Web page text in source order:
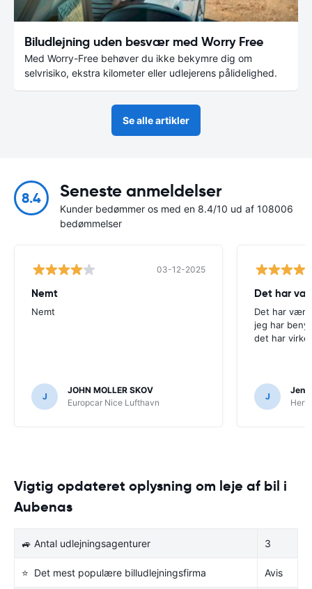
Biludlejning uden besvær med Worry Free
Med Worry-Free behøver du ikke bekymre dig om
selvrisiko, ekstra kilometer eller udlejerens pålidelighed.
Se alle artikler
8.4 Seneste anmeldelser
Kunder bedømmer os med en 8.4/10 ud af 108006
bedømmelser
03-12-2025
Nemt
Nemt
J
JOHN MOLLER SKOV
Europcar Nice Lufthavn
Det har
Det har
jeg har
det har
J
Jens
Vigtig opdateret oplysning om leje af bil i
Aubenas
🚙 Antal udlejningsagenturer 3
⭐ Det mest populære billudlejningsfirma Avis